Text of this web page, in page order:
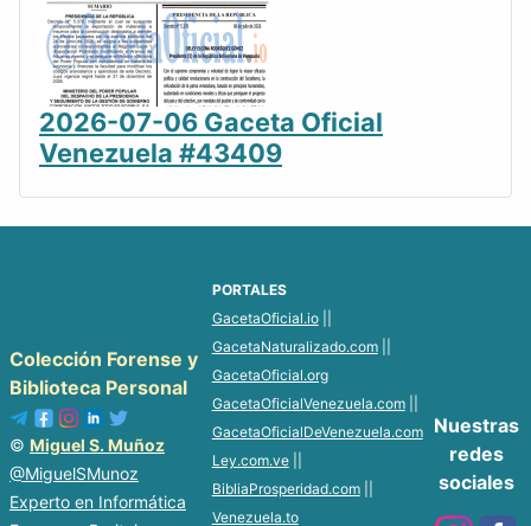
2026-07-06 Gaceta Oficial
Venezuela #43409
Colección Forense y
Biblioteca Personal
© Miguel S. Muñoz
@MiguelSMunoz
Experto en Informática
PORTALES
GacetaOficial.io||
GacetaNaturalizado.com||
GacetaOficial.org
GacetaOficialVenezuela.com||
GacetaOficialDeVenezuela.com
Ley.com.ve||
BibliaProsperidad.com||
Venezuela.to
Nuestras
redes
sociales